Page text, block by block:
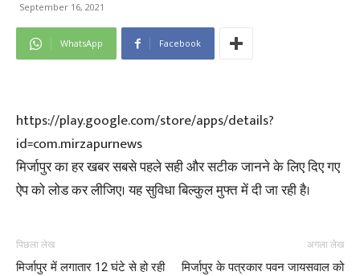
September 16, 2021
WhatsApp Facebook
https://play.google.com/store/apps/details?
id=com.mirzapurnews
मिर्जापुर का हर खबर सबसे पहले सही और सटीक जानने के लिए दिए गए
ऐप को लोड कर लीजिए। यह सुविधा बिल्कुल मुफ्त में दी जा रही है।
पिछला लेख
मिर्जापुर में लगातार 12 घंटे से हो रही
अगला लेख
मिर्जापुर के पत्रकार पवन जायसवाल को